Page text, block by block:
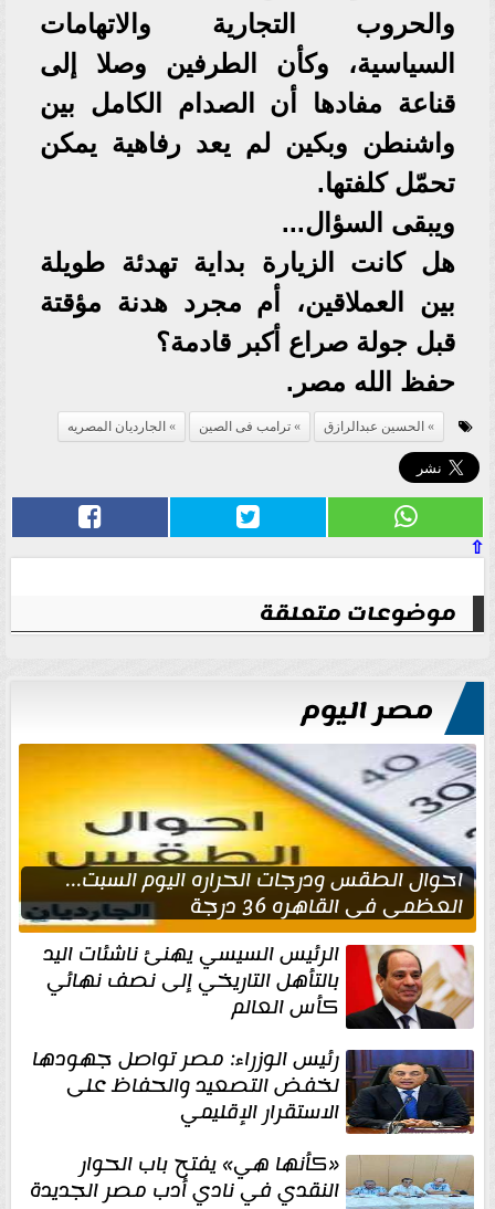
والحروب التجارية والاتهامات
السياسية، وكأن الطرفين وصلا إلى
قناعة مفادها أن الصدام الكامل بين
واشنطن وبكين لم يعد رفاهية يمكن
تحمّل كلفتها.
ويبقى السؤال...
هل كانت الزيارة بداية تهدئة طويلة
بين العملاقين، أم مجرد هدنة مؤقتة
قبل جولة صراع أكبر قادمة؟
حفظ الله مصر.
الحسين عبدالرازق ترامب فى الصين الجارديان المصريه
⇧
موضوعات متعلقة
مصر اليوم
احوال الطقس ودرجات الحراره اليوم السبت...
العظمى في القاهره 36 درجة
الرئيس السيسي يهنئ ناشئات اليد
بالتأهل التاريخي إلى نصف نهائي
كأس العالم
رئيس الوزراء: مصر تواصل جهودها
لخفض التصعيد والحفاظ على
الاستقرار الإقليمي
«كأنها هي» يفتح باب الحوار
النقدي في نادي أدب مصر الجديدة